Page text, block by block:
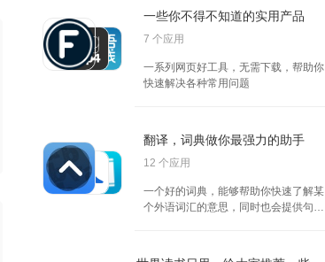
行斟酌。欢迎大家投票你喜欢的产品！
（2024.6.3～2024.6.9）
一些你不得不知道的实用产品
7 个应用
一系列网页好工具，无需下载，帮助你
快速解决各种常用问题
翻译，词典做你最强力的助手
12 个应用
一个好的词典，能够帮助你快速了解某
个外语词汇的意思，同时也会提供句子
能完成查词典这个过程。